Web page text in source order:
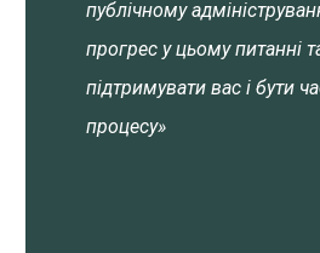
публічному
прогрес у цьому питанні
підтримувати вас і бути
процесу»